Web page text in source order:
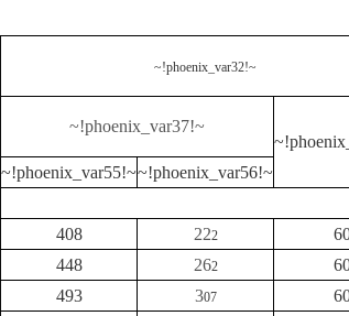
~!phoenix_var32!~
~!phoenix_var37!~
~!phoenix_var55!~~!phoenix_var56!~
408 222
448 262
493 307